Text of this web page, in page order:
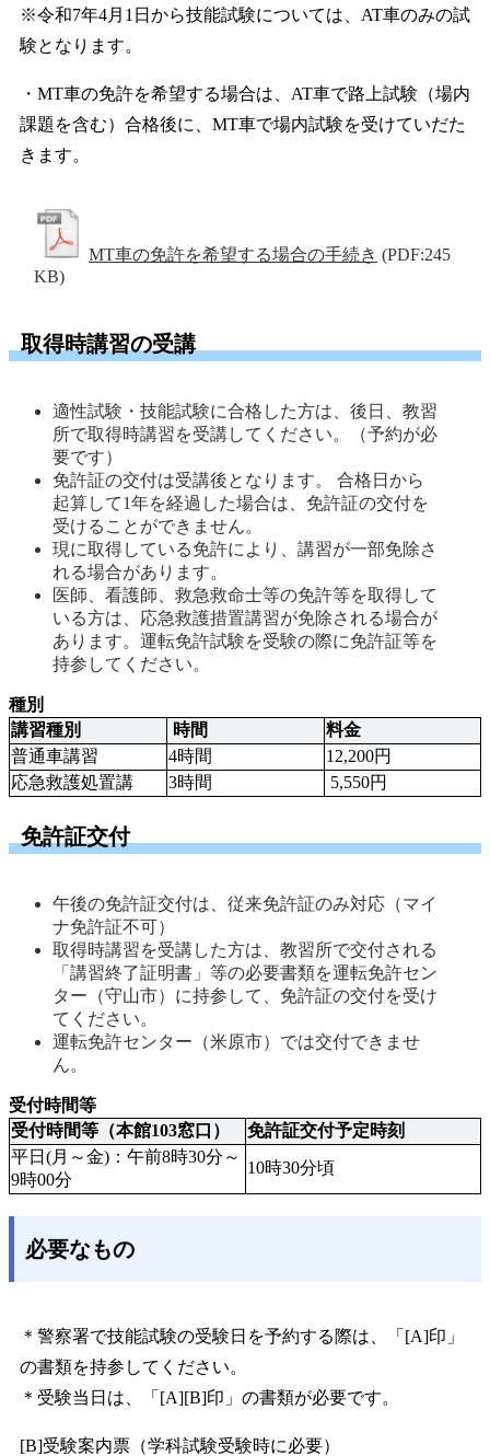
※令和7年4月1日から技能試験については、AT車のみの試
験となります。
・MT車の免許を希望する場合は、AT車で路上試験（場内
課題を含む）合格後に、MT車で場内試験を受けていだた
きます。
MT車の免許を希望する場合の手続き (PDF:245
KB)
取得時講習の受講
適性試験・技能試験に合格した方は、後日、教習
所で取得時講習を受講してください。（予約が必
要です）
免許証の交付は受講後となります。 合格日から
起算して1年を経過した場合は、免許証の交付を
受けることができません。
現に取得している免許により、講習が一部免除さ
れる場合があります。
医師、看護師、救急救命士等の免許等を取得して
いる方は、応急救護措置講習が免除される場合が
あります。運転免許試験を受験の際に免許証等を
持参してください。
種別
講習種別
時間
料金
普通車講習
4時間
12,200円
応急救護処置講
3時間 5,550円
免許証交付
午後の免許証交付は、従来免許証のみ対応（マイ
ナ免許証不可）
取得時講習を受講した方は、教習所で交付される
「講習終了証明書」等の必要書類を運転免許セン
ター（守山市）に持参して、免許証の交付を受け
てください。
運転免許センター（米原市）では交付できませ
ん。
受付時間等
受付時間等（本館103窓口）
免許証交付予定時刻
平日(月～金)：午前8時30分～
9時00分
10時30分頃
必要なもの
＊警察署で技能試験の受験日を予約する際は、「[A]印」
の書類を持参してください。
＊受験当日は、「[A][B]印」の書類が必要です。
[B]受験案内票（学科試験受験時に必要）